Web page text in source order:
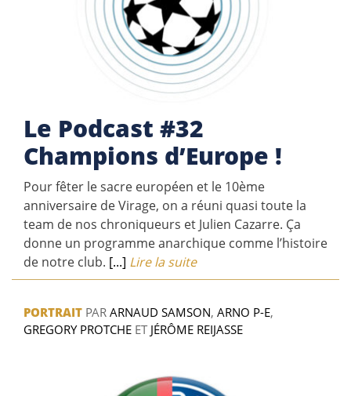
Le Podcast #32
Champions d’Europe !
Pour fêter le sacre européen et le 10ème
anniversaire de Virage, on a réuni quasi toute la
team de nos chroniqueurs et Julien Cazarre. Ça
donne un programme anarchique comme l’histoire
de notre club. [...] Lire la suite
PORTRAIT PAR ARNAUD SAMSON, ARNO P-E,
GREGORY PROTCHE ET JÉRÔME REIJASSE